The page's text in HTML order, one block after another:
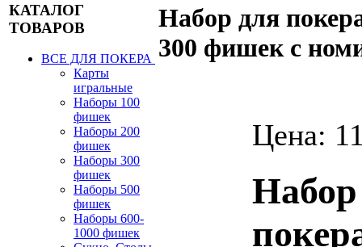
КАТАЛОГ
ТОВАРОВ
ВСЕ ДЛЯ ПОКЕРА
Карты
игральные
Наборы 100
фишек
Наборы 200
фишек
Наборы 300
фишек
Наборы 500
фишек
Наборы 600-
1000 фишек
Набор для
300 фишек с
Цена: